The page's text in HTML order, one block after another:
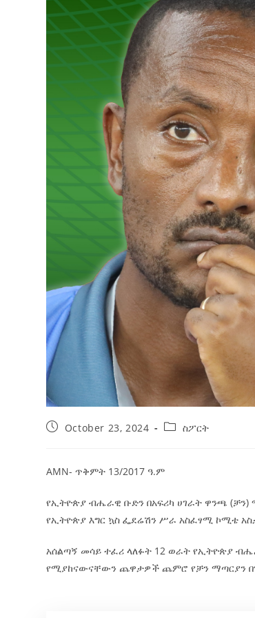
ብልፅግና ፓርቲ የምርጫ ውክልናውን
ተጨባጭ የልማት ስኬቶች ለመቀየር
August 7, 2026
2ኛው የአዲስ ሚዲያ
ሠራተኞች ስፖርት ፌስቲቫል
አሸናፊነት ተጠናቀቀ
August 1, 2026
October 23, 2024 ስፖርት
AMN- ጥቅምት 13/2017 ዓ.ም
የኢትዮጵያብሔራዊ ቡድን በአፍሪካ ሀገራት ዋንጫ
የኢትዮጵያ እግር ኳስ ፌደሬሽን ሥራ አስፈፃሚ ኮሚቴ
አሰልጣኝ መሳይ ተፈሪ ላለፉት 12 ወራት የኢትዮጵያ
የሚያከናውናቸውን ጨዋታዎች ጨምሮ የቻን ማጣርያን